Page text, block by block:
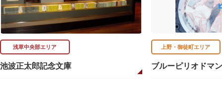
浅草中央部エリア
池波正太郎記念文庫
上野・御徒町エリア
ブルーピリオドマ